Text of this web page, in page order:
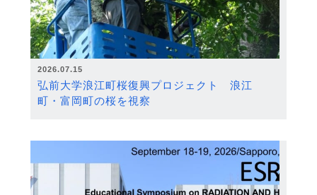
2026.07.15
弘前大学浪江町桜復興プロジェクト 浪江
町・富岡町の桜を視察